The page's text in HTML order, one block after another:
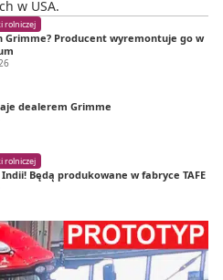
w USA.
rolniczej
Grimme? Producent wyremontuje go w
dealerem Grimme
rolniczej
Będą produkowane w fabryce TAFE